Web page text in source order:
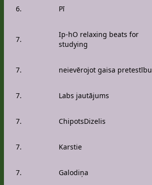
6. Pī
7.
Ip-hO relaxing beats for
studying
7. neievērojot gaisa pretestību
7. Labs jautājums
7. ChipotsDizelis
7. Karstie
7. Galodiņa